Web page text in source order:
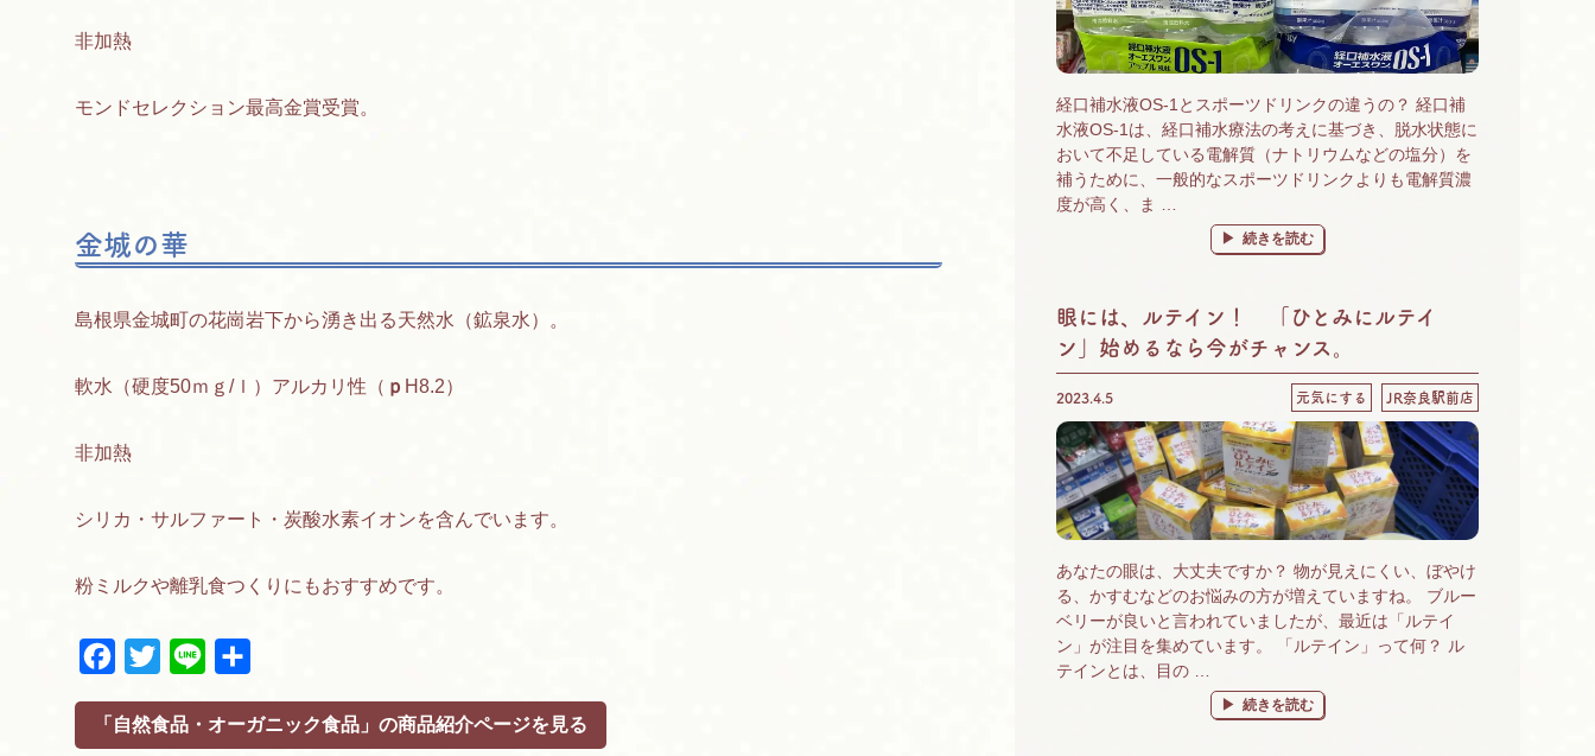
非加熱
モンドセレクション最高金賞受賞。
金城の華
島根県金城町の花崗岩下から湧き出る天然水（鉱泉水）。
軟水（硬度50ｍｇ/ｌ）アルカリ性（ ｐ H8.2）
非加熱
シリカ・サルファート・炭酸水素イオンを含んでいます。
粉ミルクや離乳食つくりにもおすすめです。
e
w
t
e
「自然食品・オーガニック食品」の商品紹介ページを見る
経口補水液OS-1とスポーツドリンクの違うの？ 経口補
水液OS-1は、経口補水療法の考えに基づき、脱水状態に
おいて不足している電解質（ナトリウムなどの塩分）を
補うために、一般的なスポーツドリンクよりも電解質濃
度が高く、ま …
“経口補水液とスポーツドリンクの違い。脱水状態に
続きを読む
眼には、ルテイン！ 「ひとみにルテイ
ン」始めるなら今がチャンス。
2023.4.5 元気にする JR奈良駅前店
あなたの眼は、大丈夫ですか？ 物が見えにくい、ぼやけ
る、かすむなどのお悩みの方が増えていますね。 ブルー
ベリーが良いと言われていましたが、最近は「ルテイ
ン」が注目を集めています。 「ルテイン」って何？ ル
テインとは、目の …
“眼には、ルテイン！ 「ひとみにルテイン」始めるな
続きを読む